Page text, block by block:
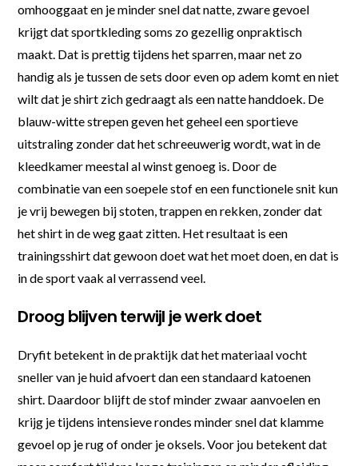
omhooggaat en je minder snel dat natte, zware gevoel
krijgt dat sportkleding soms zo gezellig onpraktisch
maakt. Dat is prettig tijdens het sparren, maar net zo
handig als je tussen de sets door even op adem komt en niet
wilt dat je shirt zich gedraagt als een natte handdoek. De
blauw-witte strepen geven het geheel een sportieve
uitstraling zonder dat het schreeuwerig wordt, wat in de
kleedkamer meestal al winst genoeg is. Door de
combinatie van een soepele stof en een functionele snit kun
je vrij bewegen bij stoten, trappen en rekken, zonder dat
het shirt in de weg gaat zitten. Het resultaat is een
trainingsshirt dat gewoon doet wat het moet doen, en dat is
in de sport vaak al verrassend veel.
Droog blijven terwijl je werk doet
Dryfit betekent in de praktijk dat het materiaal vocht
sneller van je huid afvoert dan een standaard katoenen
shirt. Daardoor blijft de stof minder zwaar aanvoelen en
krijg je tijdens intensieve rondes minder snel dat klamme
gevoel op je rug of onder je oksels. Voor jou betekent dat